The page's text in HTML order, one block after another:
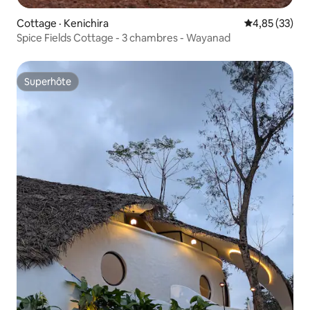
Cottage · Kenichira Note
4,85 (33)
Spice Fields Cottage - 3 chambres - Wayanad
Superhôte
Superhôte